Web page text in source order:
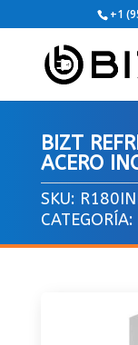
+1
BIZT
ACERO
SKU:
CATEGORÍA: